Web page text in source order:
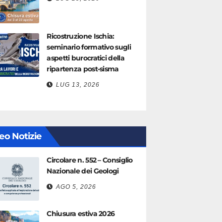
Ricostruzione Ischia:
seminario formativo sugli
aspetti burocratici della
ripartenza post-sisma
LUG 13, 2026
Notizie
Circolare n. 552 – Consiglio
Nazionale dei Geologi
AGO 5, 2026
Chiusura estiva 2026